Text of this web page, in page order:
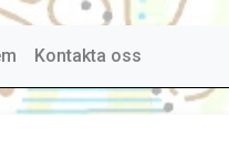
Kontakta oss